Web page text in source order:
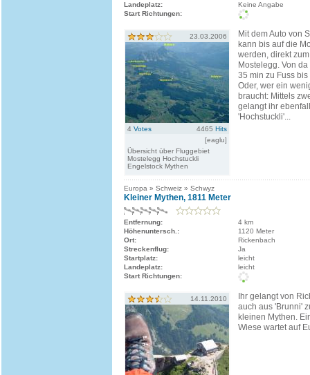
Landeplatz:
Keine Angabe
Start Richtungen:
23.03.2006
4 Votes 4465 Hits
[eaglu]
Übersicht über Fluggebiet
Mostelegg Hochstuckli
Engelstock Mythen
Mit dem Auto von
kann bis auf die
werden, direkt
Mostelegg. Von
35 min zu Fuss
Oder, wer ein
braucht: Mittels
gelangt ihr
'Hochstuckli'...
Europa » Schweiz » Schwyz
Kleiner Mythen, 1811 Meter
Entfernung:
4 km
Höhenuntersch.:
1120 Meter
Ort:
Rickenbach
Streckenflug:
Ja
Startplatz:
leicht
Landeplatz:
leicht
Start Richtungen:
14.11.2010
Ihr gelangt von
auch aus 'Brunni'
kleinen Mythen.
Wiese wartet auf